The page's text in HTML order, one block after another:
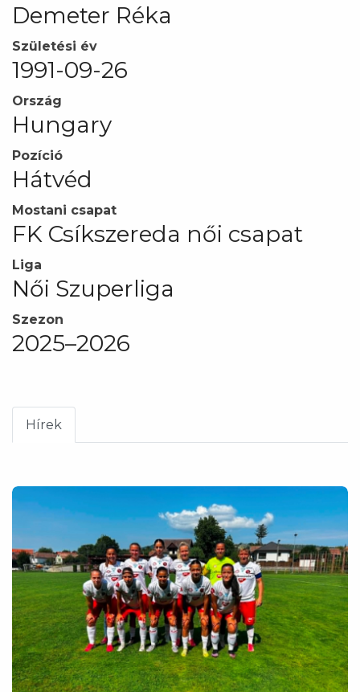
Demeter Réka
Születési év
1991-09-26
Ország
Hungary
Pozíció
Hátvéd
Mostani csapat
FK Csíkszereda női csapat
Liga
Női Szuperliga
Szezon
2025–2026
Hírek